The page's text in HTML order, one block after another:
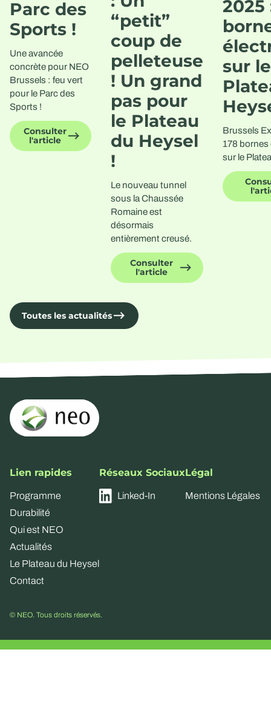
Parc des
Sports !
Une avancée
concrète pour NEO
Brussels : feu vert
pour le Parc des
Sports !
Consulter
l'article
“petit”
coup de
pelleteuse
! Un grand
pas pour
le Plateau
du Heysel
!
Le nouveau tunnel
sous la Chaussée
Romaine est
désormais
entièrement creusé.
Consulter
l'article
2025
sur le
Brussels
178
sur le
Toutes les actualités
Lien rapides
Programme
Durabilité
Qui est NEO
Actualités
Le Plateau du Heysel
Contact
Réseaux Sociaux
Linked-In
Légal
Mentions Légales
© NEO. Tous droits réservés.